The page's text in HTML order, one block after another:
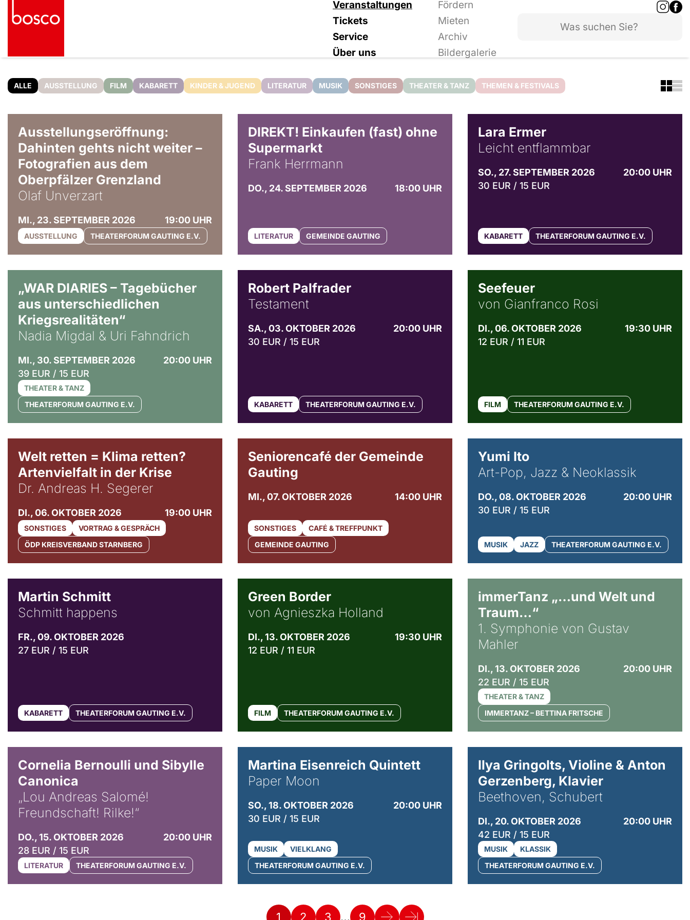
Veranstaltungen
Fördern
Tickets
Mieten
Service
Archiv
Über uns
Bildergalerie
ALLE AUSSTELLUNG FILM KABARETT KINDER & JUGEND LITERATUR MUSIK SONSTIGES THEATER & TANZ THEMEN & FESTIVALS
Ausstellungseröffnung:
Dahinten gehts nicht weiter –
Fotografien aus dem
Oberpfälzer Grenzland
Olaf Unverzart
MI., 23. SEPTEMBER 2026 19:00 UHR
AUSSTELLUNG THEATERFORUM GAUTING E.V.
DIREKT! Einkaufen (fast) ohne
Supermarkt
Frank Herrmann
DO., 24. SEPTEMBER 2026 18:00 UHR
LITERATUR GEMEINDE GAUTING
Lara Ermer
Leicht entflammbar
SO., 27. SEPTEMBER 2026
20:00 UHR
30 EUR / 15 EUR
KABARETT THEATERFORUM GAUTING E.V.
„WAR DIARIES – Tagebücher
aus unterschiedlichen
Kriegsrealitäten“
Nadia Migdal & Uri Fahndrich
MI., 30. SEPTEMBER 2026
20:00 UHR
39 EUR / 15 EUR
THEATER & TANZ
THEATERFORUM GAUTING E.V.
Robert Palfrader
Testament
SA., 03. OKTOBER 2026
20:00 UHR
30 EUR / 15 EUR
KABARETT THEATERFORUM GAUTING E.V.
Seefeuer
von Gianfranco Rosi
DI., 06. OKTOBER 2026
19:30 UHR
12 EUR / 11 EUR
FILM THEATERFORUM GAUTING E.V.
Welt retten = Klima retten?
Artenvielfalt in der Krise
Dr. Andreas H. Segerer
DI., 06. OKTOBER 2026 19:00 UHR
SONSTIGES
VORTRAG & GESPRÄCH
ÖDP KREISVERBAND STARNBERG
Seniorencafé der Gemeinde
Gauting
MI., 07. OKTOBER 2026 14:00 UHR
SONSTIGES
CAFÉ & TREFFPUNKT
GEMEINDE GAUTING
Yumi Ito
Art-Pop, Jazz & Neoklassik
DO., 08. OKTOBER 2026
20:00 UHR
30 EUR / 15 EUR
MUSIK JAZZ THEATERFORUM GAUTING E.V.
Martin Schmitt
Schmitt happens
FR., 09. OKTOBER 2026
27 EUR / 15 EUR
KABARETT THEATERFORUM GAUTING E.V.
Green Border
von Agnieszka Holland
DI., 13. OKTOBER 2026
19:30 UHR
12 EUR / 11 EUR
FILM THEATERFORUM GAUTING E.V.
immerTanz „…und Welt und
Traum…“
1. Symphonie von Gustav
Mahler
DI., 13. OKTOBER 2026
20:00 UHR
22 EUR / 15 EUR
THEATER & TANZ
IMMERTANZ – BETTINA FRITSCHE
Cornelia Bernoulli und Sibylle
Canonica
„Lou Andreas Salomé!
Freundschaft! Rilke!“
DO., 15. OKTOBER 2026
20:00 UHR
28 EUR / 15 EUR
LITERATUR THEATERFORUM GAUTING E.V.
Martina Eisenreich Quintett
Paper Moon
SO., 18. OKTOBER 2026
20:00 UHR
30 EUR / 15 EUR
MUSIK
VIELKLANG
THEATERFORUM GAUTING E.V.
Ilya Gringolts, Violine & Anton
Gerzenberg, Klavier
Beethoven, Schubert
DI., 20. OKTOBER 2026
20:00 UHR
42 EUR / 15 EUR
MUSIK
KLASSIK
THEATERFORUM GAUTING E.V.
1 2 3 … 9